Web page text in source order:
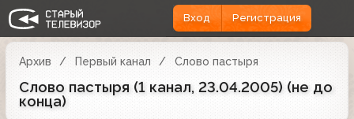
Вход Регистрация
Архив Первый канал Слово пастыря
Слово пастыря (1 канал, 23.04.2005) (не до
конца)